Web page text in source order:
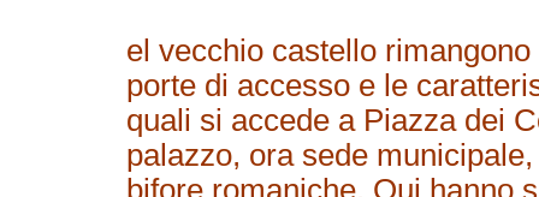
el vecchio castello
porte di accesso e le
quali si accede a Piazza dei
palazzo, ora sede